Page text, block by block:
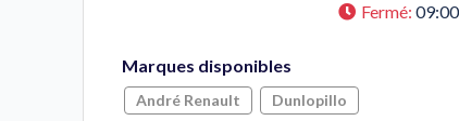
Fermé:
Marques disponibles
André Renault Dunlopillo